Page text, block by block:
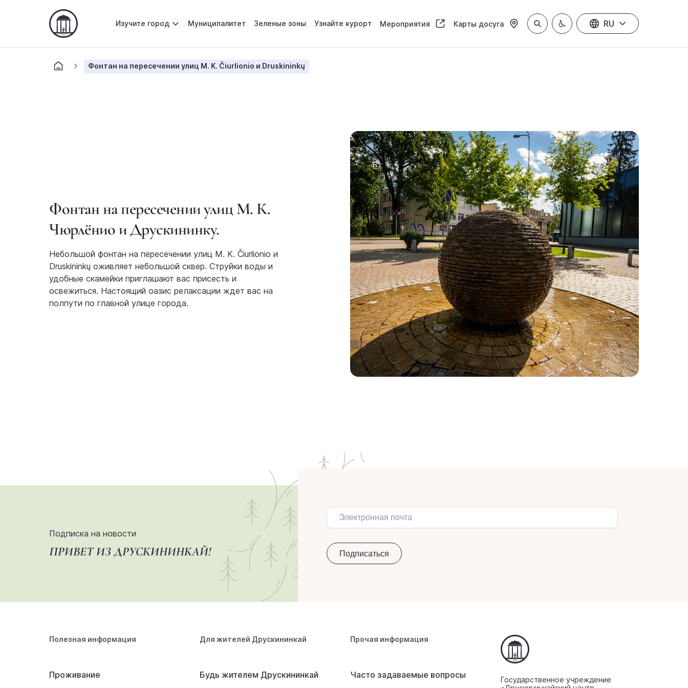
Изучите город Муниципалитет Зеленые зоны Узнайте курорт Мероприятия Карты досуга RU
Фонтан на пересечении улиц М. K. Čiurlionio и Druskininkų
Фонтан на пересечении улиц М. К.
Чюрлёнио и Друскининку.
Небольшой фонтан на пересечении улиц М. K. Čiurlionio и
Druskininkų оживляет небольшой сквер. Струйки воды и
удобные скамейки приглашают вас присесть и
освежиться. Настоящий оазис релаксации ждет вас на
полпути по главной улице города.
Подписка на новости
ПРИВЕТ ИЗ ДРУСКИНИНКАЙ!
Полезная информация
Проживание
Для жителей Друскининкай
Будь жителем Друскининкай
Прочая информация
Часто задаваемые вопросы
Государственное учреждение